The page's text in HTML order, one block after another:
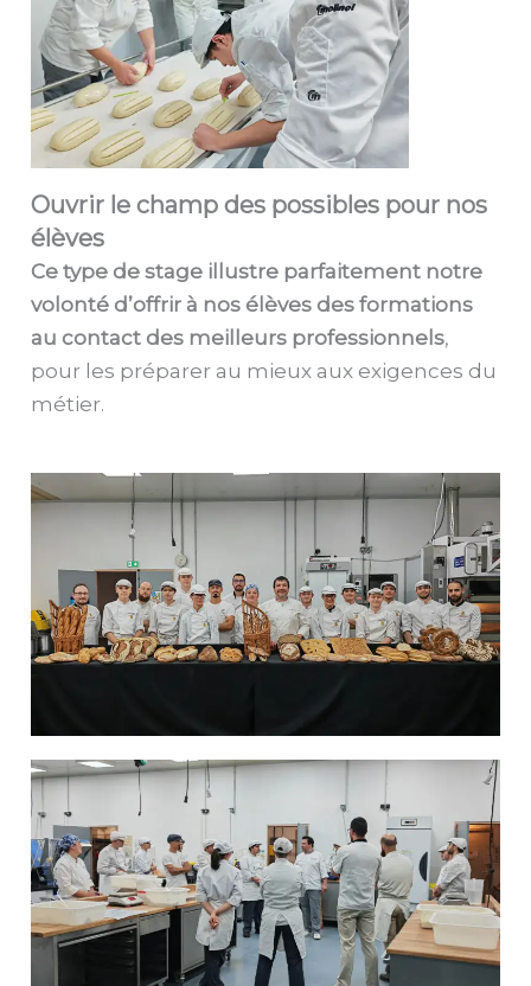
Ouvrir le champ des possibles pour nos
élèves
Ce type de stage illustre parfaitement notre
volonté d’offrir à nos élèves des formations
au contact des meilleurs professionnels,
pour les préparer au mieux aux exigences du
métier.